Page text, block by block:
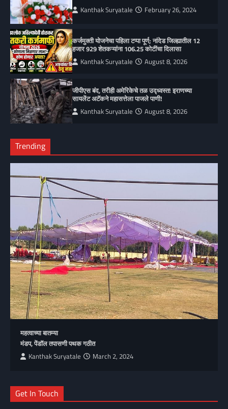
Kanthak Suryatale February 26, 2024
कर्जमुक्ती योजनेचा पहिला टप्पा पूर्ण; नांदेड जिल्ह्यातील 12
हजार 929 शेतकऱ्यांना 106.25 कोटींचा दिलासा
Kanthak Suryatale August 8, 2026
जीपीएस बंद, तरीही अमेरिकेचे तळ उद्ध्वस्त! इराणच्या
सायलेंट अटॅकने महासत्तेला पाजले पाणी!
Kanthak Suryatale August 8, 2026
Trending
महत्वाच्या बातम्या
मंडप, पेंडॉल तपासणी पथक गठीत
Kanthak Suryatale March 2, 2024
Get In Touch